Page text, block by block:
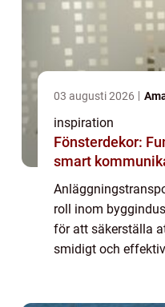
03 augusti 2026
inspiration
Fönsterdekor:
smart
roll inom
för att säkerställa
smidigt och